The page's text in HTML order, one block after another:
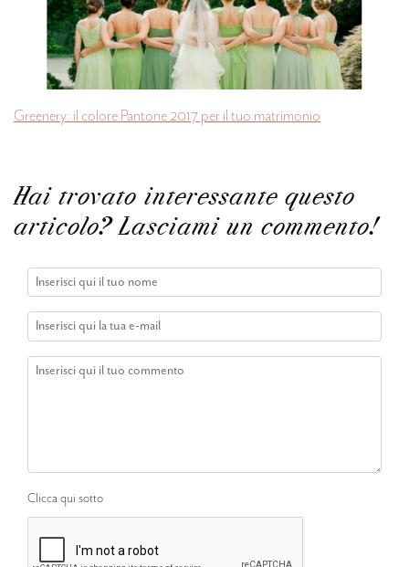
Greenery: il colore Pantone 2017 per il tuo matrimonio
Hai trovato interessante questo
articolo? Lasciami un commento!
Clicca qui sotto